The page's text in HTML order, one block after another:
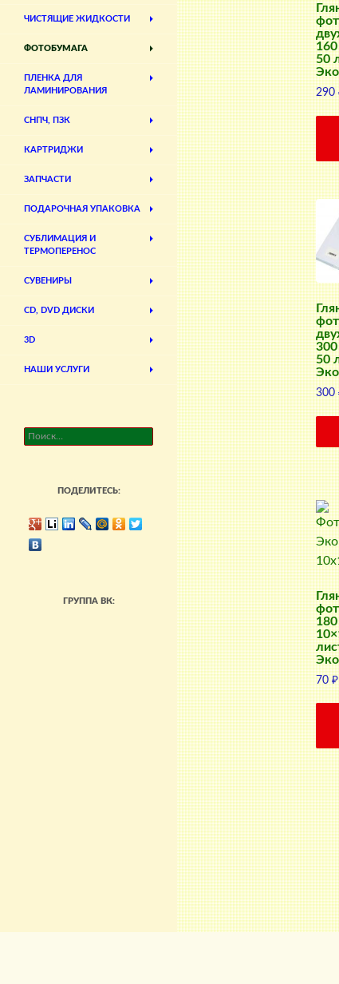
50
290
50
300
70₽
ЧИСТЯЩИЕ ЖИДКОСТИ
ФОТОБУМАГА
ПЛЕНКА ДЛЯ
ЛАМИНИРОВАНИЯ
СНПЧ, ПЗК
КАРТРИДЖИ
ЗАПЧАСТИ
ПОДАРОЧНАЯ УПАКОВКА
СУБЛИМАЦИЯ И
ТЕРМОПЕРЕНОС
СУВЕНИРЫ
CD, DVD ДИСКИ
3D
НАШИ УСЛУГИ
Найти:
ПОДЕЛИТЕСЬ:
ГРУППА ВК: